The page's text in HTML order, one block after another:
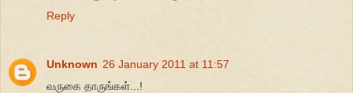
Reply
Unknown 26 January 2011 at 11:57
வருகை தாருங்கள்...!